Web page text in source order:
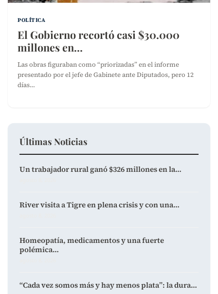
POLÍTICA
El Gobierno recortó casi $30.000
millones en…
Las obras figuraban como “priorizadas” en el informe
presentado por el jefe de Gabinete ante Diputados, pero 12
días…
Últimas Noticias
Un trabajador rural ganó $326 millones en la…
River visita a Tigre en plena crisis y con una…
Homeopatía, medicamentos y una fuerte
polémica…
“Cada vez somos más y hay menos plata”: la dura…